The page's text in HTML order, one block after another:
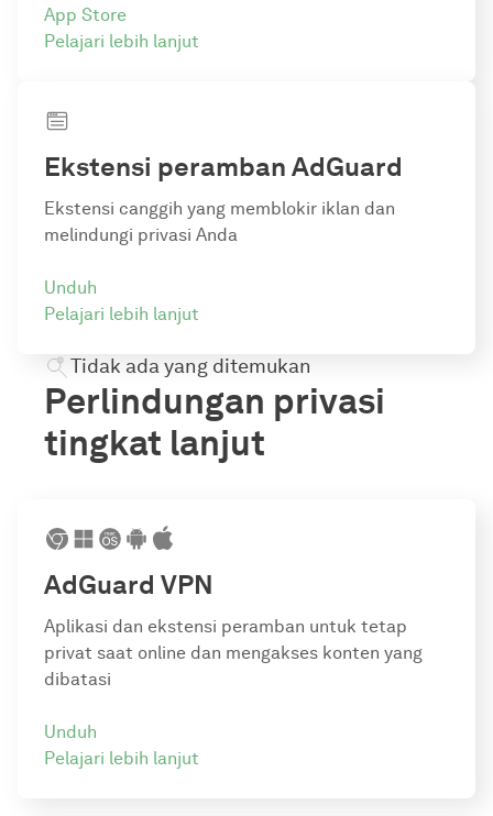
Pelajari lebih lanjut
App Store
Ekstensi peramban AdGuard
Ekstensi canggih yang memblokir iklan dan
melindungi privasi Anda
Pelajari lebih lanjut
Unduh
Tidak ada yang ditemukan
Perlindungan privasi
tingkat lanjut
AdGuard VPN
Aplikasi dan ekstensi peramban untuk tetap
privat saat online dan mengakses konten yang
dibatasi
Pelajari lebih lanjut
Unduh